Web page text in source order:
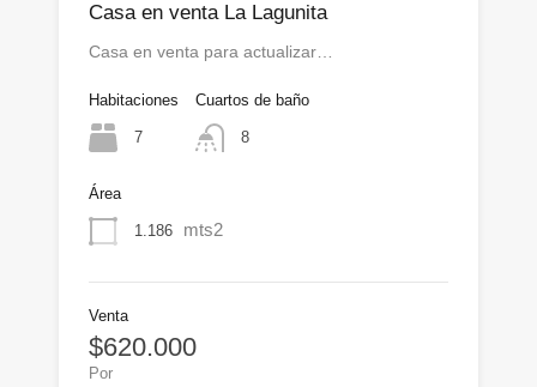
Casa en venta La Lagunita
Casa en venta para actualizar…
Habitaciones
7
Cuartos de baño
8
Área
1.186 mts2
Venta
$620.000
Por